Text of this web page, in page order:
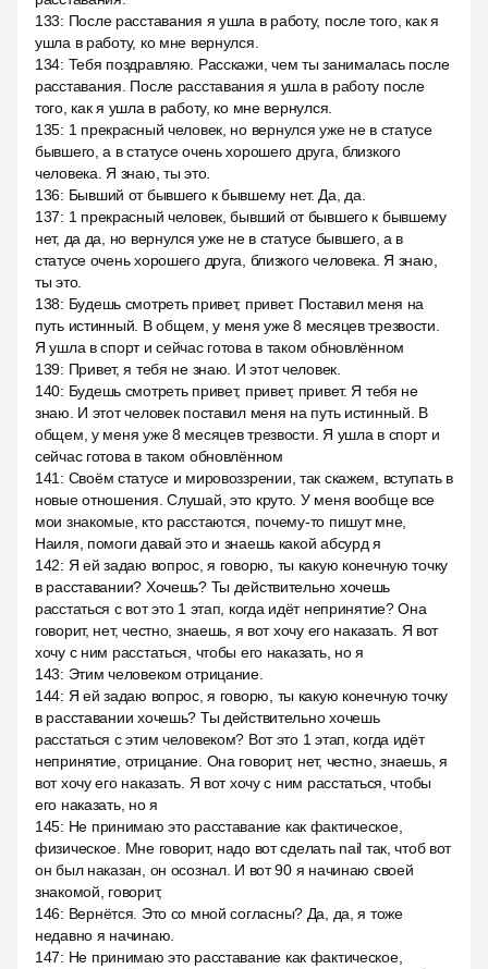
133: После расставания я ушла в работу, после того, как я
ушла в работу, ко мне вернулся.
134: Тебя поздравляю. Расскажи, чем ты занималась после
расставания. После расставания я ушла в работу после
того, как я ушла в работу, ко мне вернулся.
135: 1 прекрасный человек, но вернулся уже не в статусе
бывшего, а в статусе очень хорошего друга, близкого
человека. Я знаю, ты это.
136: Бывший от бывшего к бывшему нет. Да, да.
137: 1 прекрасный человек, бывший от бывшего к бывшему
нет, да да, но вернулся уже не в статусе бывшего, а в
статусе очень хорошего друга, близкого человека. Я знаю,
ты это.
138: Будешь смотреть привет, привет. Поставил меня на
путь истинный. В общем, у меня уже 8 месяцев трезвости.
Я ушла в спорт и сейчас готова в таком обновлённом
139: Привет, я тебя не знаю. И этот человек.
140: Будешь смотреть привет, привет, привет. Я тебя не
знаю. И этот человек поставил меня на путь истинный. В
общем, у меня уже 8 месяцев трезвости. Я ушла в спорт и
сейчас готова в таком обновлённом
141 : Своём статусе и мировоззрении, так скажем, вступать в
новые отношения. Слушай, это круто. У меня вообще все
мои знакомые, кто расстаются, почему-то пишут мне,
Наиля, помоги давай это и знаешь какой абсурд я
142: Я ей задаю вопрос, я говорю, ты какую конечную точку
в расставании? Хочешь? Ты действительно хочешь
расстаться с вот это 1 этап, когда идёт непринятие? Она
говорит, нет, честно, знаешь, я вот хочу его наказать. Я вот
хочу с ним расстаться, чтобы его наказать, но я
143: Этим человеком отрицание.
144: Я ей задаю вопрос, я говорю, ты какую конечную точку
в расставании хочешь? Ты действительно хочешь
расстаться с этим человеком? Вот это 1 этап, когда идёт
непринятие, отрицание. Она говорит, нет, честно, знаешь, я
вот хочу его наказать. Я вот хочу с ним расстаться, чтобы
его наказать, но я
145: Не принимаю это расставание как фактическое,
физическое. Мне говорит, надо вот сделать nail так, чтоб вот
он был наказан, он осознал. И вот 90 я начинаю своей
знакомой, говорит,
146: Вернётся. Это со мной согласны? Да, да, я тоже
недавно я начинаю.
147: Не принимаю это расставание как фактическое,